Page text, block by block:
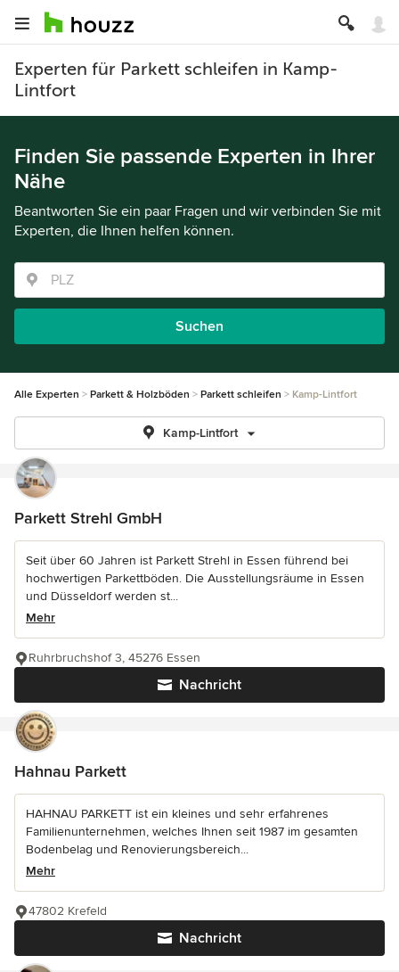
Experten für Parkett schleifen in Kamp-
Lintfort
Finden Sie passende Experten in Ihrer
Nähe
Beantworten Sie ein paar Fragen und wir verbinden Sie mit
Experten, die Ihnen helfen können.
Suchen
Alle Experten Parkett & Holzböden Parkett schleifen Kamp-Lintfort
Kamp-Lintfort
Parkett Strehl GmbH
Seit über 60 Jahren ist Parkett Strehl in Essen führend bei
hochwertigen Parkettböden. Die Ausstellungsräume in Essen
und Düsseldorf werden st...
Mehr
Nachricht
Ruhrbruchshof 3, 45276 Essen
Hahnau Parkett
HAHNAU PARKETT ist ein kleines und sehr erfahrenes
Familienunternehmen, welches Ihnen seit 1987 im gesamten
Bodenbelag und Renovierungsbereich...
Mehr
Nachricht
47802 Krefeld